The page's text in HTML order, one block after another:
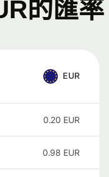
的匯率
EUR
0.20 EUR
0.98 EUR